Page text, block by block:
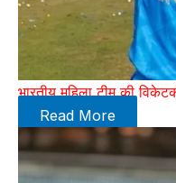
भारतीय महिला टीम की
Read More